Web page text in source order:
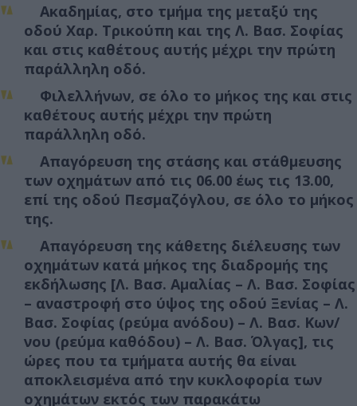
Ακαδημίας, στο τμήμα της μεταξύ της
οδού Χαρ. Τρικούπη και της Λ. Βασ. Σοφίας
και στις καθέτους αυτής μέχρι την πρώτη
παράλληλη οδό.
Φιλελλήνων, σε όλο το μήκος της και στις
καθέτους αυτής μέχρι την πρώτη
παράλληλη οδό.
Απαγόρευση της στάσης και στάθμευσης
των οχημάτων από τις 06.00 έως τις 13.00,
επί της οδού Πεσμαζόγλου, σε όλο το μήκος
της.
Απαγόρευση της κάθετης διέλευσης των
οχημάτων κατά μήκος της διαδρομής της
εκδήλωσης [Λ. Βασ. Αμαλίας – Λ. Βασ. Σοφίας
– αναστροφή στο ύψος της οδού Ξενίας – Λ.
Βασ. Σοφίας (ρεύμα ανόδου) – Λ. Βασ. Κων/
νου (ρεύμα καθόδου) – Λ. Βασ. Όλγας], τις
ώρες που τα τμήματα αυτής θα είναι
αποκλεισμένα από την κυκλοφορία των
οχημάτων εκτός των παρακάτω